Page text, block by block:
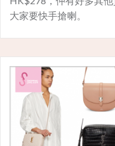
大家要快手搶喇。